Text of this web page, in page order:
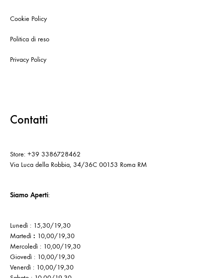
Cookie Policy
Politica di reso
Privacy Policy
Contatti
Store: +39 3386728462
Via Luca della Robbia, 34/36C 00153 Roma RM
Siamo Aperti:
Lunedì : 15,30/19,30
Martedì : 10,00/19,30
Mercoledì : 10,00/19,30
Giovedì : 10,00/19,30
Venerdì : 10,00/19,30